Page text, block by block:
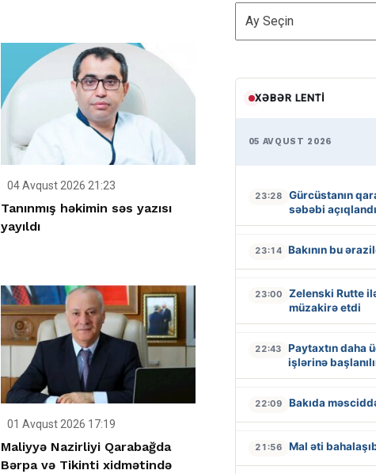
04 Avqust 2026 21:23
Tanınmış həkimin səs yazısı
yayıldı
01 Avqust 2026 17:19
Maliyyə Nazirliyi Qarabağda
Bərpa və Tikinti xidmətində
ARXİV
XƏBƏR LENTI
05 AVQUST 2026
23:28
Gürcüstanın
səbəbi açıqlandı
23:14 Bakının bu
23:00
Zelenski Rutte
müzakirə etdi
22:43
Paytaxtın daha
işlərinə
22:09 Bakıda
21:56 Mal əti